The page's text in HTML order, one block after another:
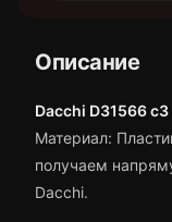
Описание
Dacchi D31566 c3
Материал:
получаем
Dacchi.